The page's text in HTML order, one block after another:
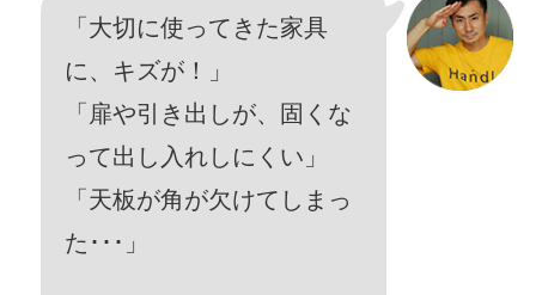
「大切に使ってきた家具
に、キズが！」
「扉や引き出しが、固くな
って出し入れしにくい」
「天板が角が欠けてしまっ
た･･･」